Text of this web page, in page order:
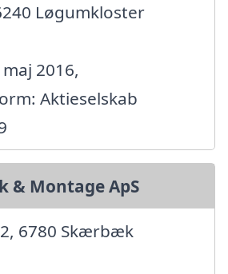
Løgumkloster
2016,
Aktieselskab
& Montage ApS
6780 Skærbæk